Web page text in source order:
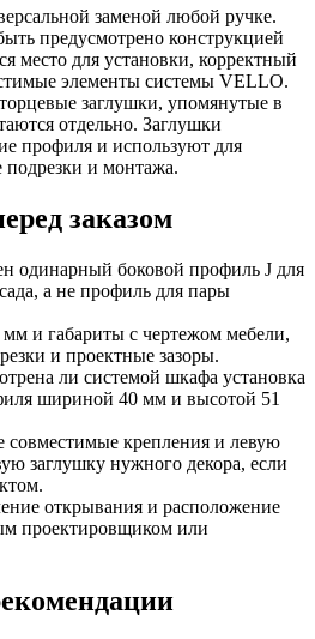
заменой любой ручке.
предусмотрено конструкцией
место для установки, корректный
элементы системы VELLO.
заглушки, упомянутые в
отдельно. Заглушки
профиля и используют для
и монтажа.
заказом
одинарный боковой профиль J для
а не профиль для пары
и габариты с чертежом мебели,
и проектные зазоры.
ли системой шкафа установка
шириной 40 мм и высотой 51
совместимые крепления и левую
заглушку нужного декора, если
открывания и расположение
проектировщиком или